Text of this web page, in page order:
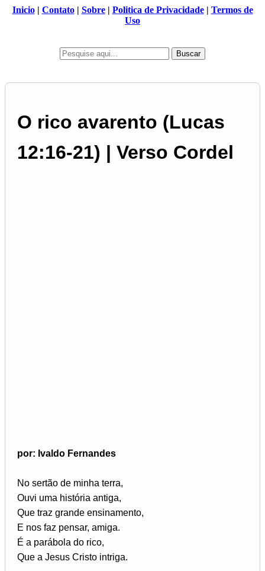
Inicio| Contato| Sobre| Politica de Privacidade| Termos de
Uso
Buscar
O rico avarento (Lucas
12:16-21) | Verso Cordel
por: Ivaldo Fernandes
No sertão de minha terra,
Ouvi uma história antiga,
Que traz grande ensinamento,
E nos faz pensar, amiga.
É a parábola do rico,
Que a Jesus Cristo intriga.